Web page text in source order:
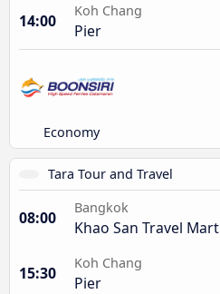
14:00
Koh Chang
Pier
Economy
Tara Tour and Travel
08:00
Bangkok
Khao San Travel Mart
15:30
Koh Chang
Pier